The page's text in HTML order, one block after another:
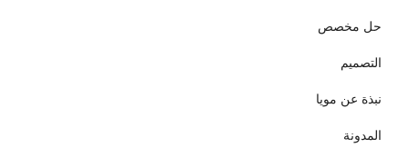
حل مخصص
التصميم
نبذة عن مويا
المدونة